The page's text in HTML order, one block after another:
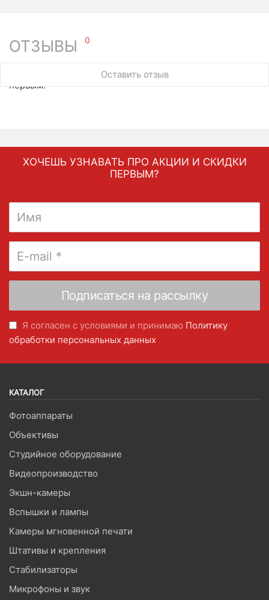
ОТЗЫВЫ 0
Оставить отзыв
У этого товара нет ни одного отзыва. Вы можете стать
первым.
ХОЧЕШЬ УЗНАВАТЬ ПРО АКЦИИ И СКИДКИ
ПЕРВЫМ?
Я согласен с условиями и принимаю Политику
обработки персональных данных
КАТАЛОГ
Фотоаппараты
Объективы
Студийное оборудование
Видеопроизводство
Экшн-камеры
Вспышки и лампы
Камеры мгновенной печати
Штативы и крепления
Стабилизаторы
Микрофоны и звук